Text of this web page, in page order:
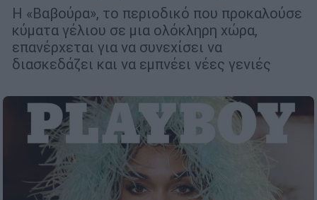
Η «Βαβούρα», το περιοδικό που προκαλούσε
κύματα γέλιου σε μια ολόκληρη χώρα,
επανέρχεται για να συνεχίσει να
διασκεδάζει και να εμπνέει νέες γενιές